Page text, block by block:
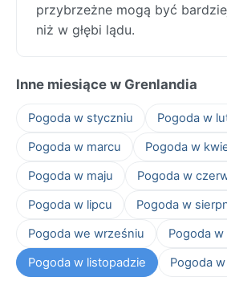
przybrzeżne mogą być
niż w głębi lądu.
Inne miesiące w Grenlandia
Pogoda w styczniu
Pogoda w
Pogoda w marcu
Pogoda w
Pogoda w maju
Pogoda w
Pogoda w lipcu
Pogoda w
Pogoda we wrześniu
Pogoda
Pogoda w listopadzie
Pogoda